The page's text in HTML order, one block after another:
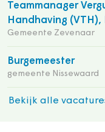
Teammanager
Handhaving (VTH),
Gemeente Zevenaar
Burgemeester
gemeente Nissewaard
Bekijk alle